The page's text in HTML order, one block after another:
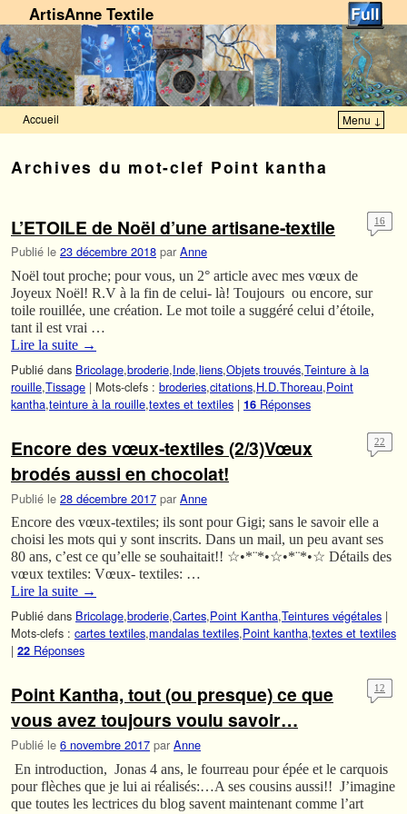
ArtisAnne Textile
Accueil Menu ↓
Archives du mot-clef Point kantha
L’ETOILE de Noël d’une artisane-textile
Publié le 23 décembre 2018 par Anne
16
Noël tout proche; pour vous, un 2° article avec mes vœux de
Joyeux Noël! R.V à la fin de celui- là! Toujours ou encore, sur
toile rouillée, une création. Le mot toile a suggéré celui d’étoile,
tant il est vrai …
Lire la suite →
Publié dans Bricolage,broderie,Inde,liens,Objets trouvés,Teinture à la
rouille,Tissage | Mots-clefs : broderies,citations,H.D.Thoreau,Point
kantha,teinture à la rouille,textes et textiles | 16 Réponses
Encore des vœux-textiles (2/3)Vœux
brodés aussi en chocolat!
Publié le 28 décembre 2017 par Anne
22
Encore des vœux-textiles; ils sont pour Gigi; sans le savoir elle a
choisi les mots qui y sont inscrits. Dans un mail, un peu avant ses
80 ans, c’est ce qu’elle se souhaitait!! ☆•*¨*•☆•*¨*•☆ Détails des
vœux textiles: Vœux- textiles: …
Lire la suite →
Publié dans Bricolage,broderie,Cartes,Point Kantha,Teintures végétales |
Mots-clefs : cartes textiles,mandalas textiles,Point kantha,textes et textiles
| 22 Réponses
Point Kantha, tout (ou presque) ce que
vous avez toujours voulu savoir…
Publié le 6 novembre 2017 par Anne
12
En introduction, Jonas 4 ans, le fourreau pour épée et le carquois
pour flèches que je lui ai réalisés:…A ses cousins aussi!! J’imagine
que toutes les lectrices du blog savent maintenant comme l’art